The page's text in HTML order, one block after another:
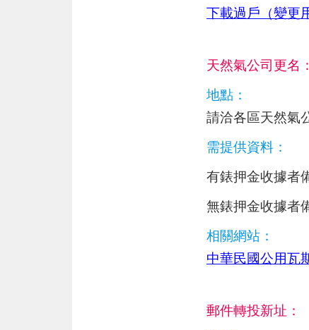
下載過戶（變更
天然氣公司更名：
地點：
請洽各區天然氣
需提供資料：
有錶押金收據者
無錶押金收據者
相關網站：
中華民國公用瓦
郵件轉投新址：